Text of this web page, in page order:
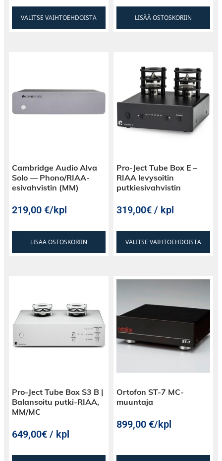
VALITSE VAIHTOEHDOISTA LISÄÄ OSTOSKORIIN
Cambridge Audio Alva
Solo — Phono/RIAA-
esivahvistin (MM)
219,00€/kpl
LISÄÄ OSTOSKORIIN
Pro-Ject Tube Box E –
RIAA levysoitin
putkiesivahvistin
319,00€ / kpl
VALITSE VAIHTOEHDOISTA
Pro‑Ject Tube Box S3 B |
Balansoitu putki‑RIAA,
MM/MC
649,00€ / kpl
Ortofon ST-7 MC-
muuntaja
899,00€/kpl